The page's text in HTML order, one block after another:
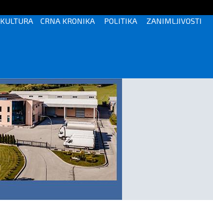
KULTURA CRNA KRONIKA POLITIKA ZANIMLJIVOSTI